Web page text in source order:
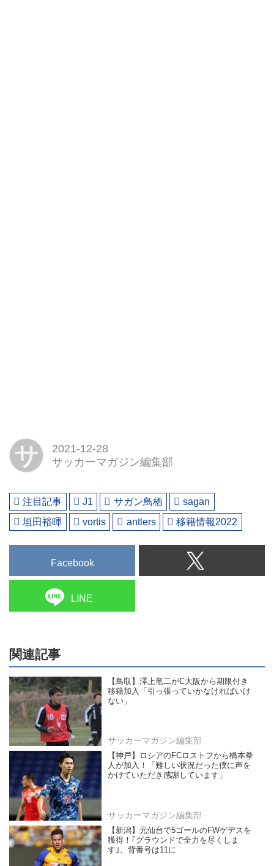
サ
2021-12-28
サッカーマガジン編集部
注目記事 J1 サガン鳥栖
sagan
垣田裕暉
vortis antlers 移籍情報2022
Facebook
LINE
関連記事
【鳥取】澤上竜二がC大阪から期限付き
移籍加入「引っ張っていかなければいけ
ない」
サッカーマガジン編集部
【神戸】ロシアのFCロストフから橋本拳
人が加入！「難しい状況だった僕に声を
かけていただき感謝しています」
サッカーマガジン編集部
【新潟】元仙台で5ゴールのFWゲデスを
獲得！｢グラウンドで全力を尽くしま
す｣。背番号は11に